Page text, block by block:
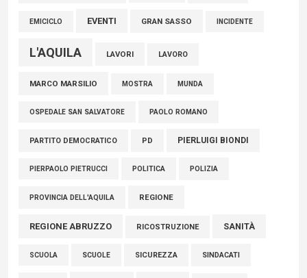
EMICICLO EVENTI GRAN SASSO INCIDENTE
L'AQUILA LAVORI LAVORO
MARCO MARSILIO MOSTRA MUNDA
OSPEDALE SAN SALVATORE PAOLO ROMANO
PARTITO DEMOCRATICO PD PIERLUIGI BIONDI
PIERPAOLO PIETRUCCI POLITICA POLIZIA
PROVINCIA DELL'AQUILA REGIONE
REGIONE ABRUZZO RICOSTRUZIONE SANITÀ
SCUOLA SCUOLE SICUREZZA SINDACATI